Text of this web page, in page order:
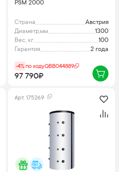
PSM 2000
Страна
Австрия
Диаметр,мм
1300
Вес, кг
100
Гарантия
2 года
-4%по кодуQBB044889
97 790₽
Арт. 175269